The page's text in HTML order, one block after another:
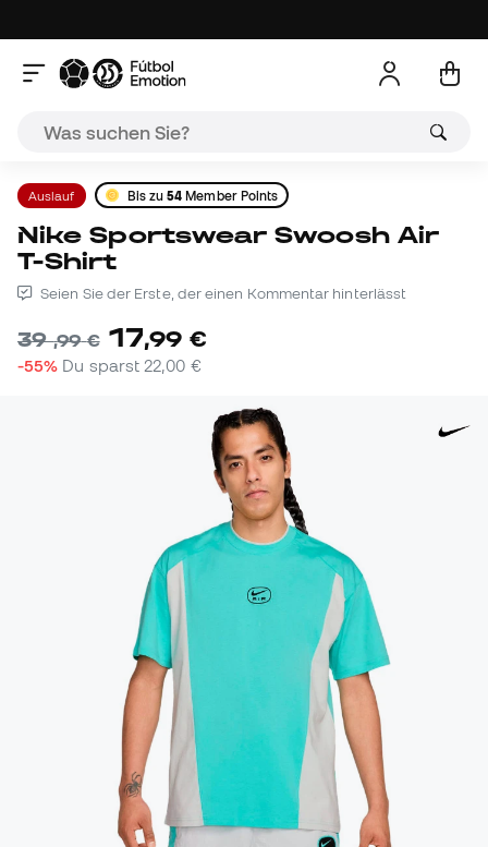
Auslauf Bis zu54 Member Points
Nike Sportswear Swoosh Air
T-Shirt
Seien Sie der Erste, der einen Kommentar hinterlässt
39,99 € 17,99 €
-55% Du sparst 22,00 €